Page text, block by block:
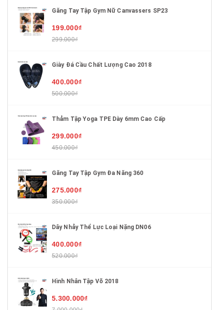
Găng Tay Tập Gym Nữ Canvassers SP23
199.000₫
299.000₫
Giày Đá Cầu Chất Lượng Cao 2018
400.000₫
500.000₫
Thảm Tập Yoga TPE Dày 6mm Cao Cấp
299.000₫
450.000₫
Găng Tay Tập Gym Đa Năng 360
275.000₫
350.000₫
Dây Nhảy Thể Lực Loại Nặng DN06
400.000₫
520.000₫
Hình Nhân Tập Võ 2018
5.300.000₫